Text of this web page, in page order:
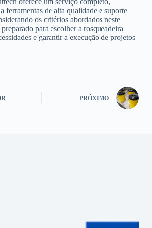
ferramentas de alta qualidade e suporte
os critérios abordados neste
para escolher a rosqueadeira
e garantir a execução de projetos
PRÓXIMO